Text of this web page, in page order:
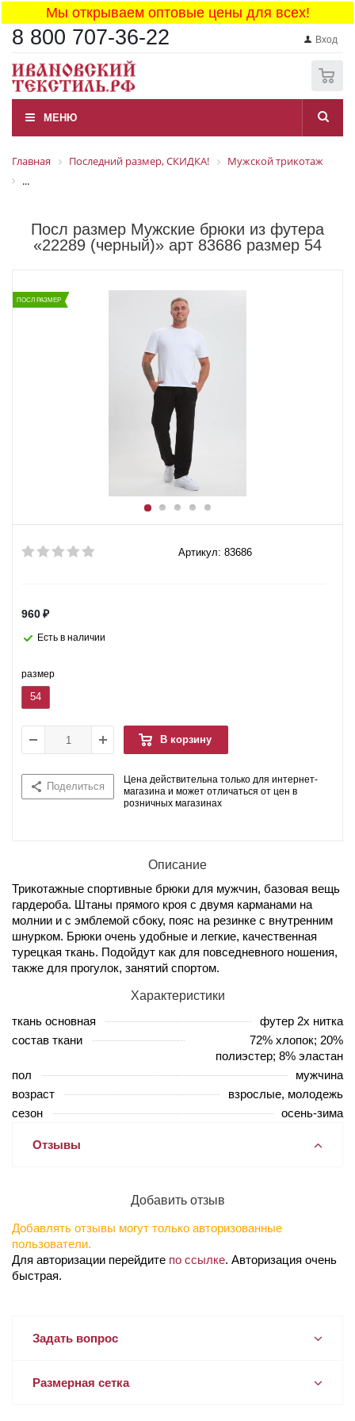
Мы открываем оптовые цены для всех!
8 800 707-36-22 Вход
МЕНЮ
Главная Последний размер, СКИДКА!
Мужской трикотаж
...
Посл размер Мужские брюки из футера
«22289 (черный)» арт 83686 размер 54
ПОСЛ РАЗМЕР
Артикул: 83686
960₽
Есть в наличии
размер
54
В корзину
Поделиться
Цена действительна только для интернет-
магазина и может отличаться от цен в
розничных магазинах
Описание
Трикотажные спортивные брюки для мужчин, базовая вещь
гардероба. Штаны прямого кроя с двумя карманами на
молнии и с эмблемой сбоку, пояс на резинке с внутренним
шнурком. Брюки очень удобные и легкие, качественная
турецкая ткань. Подойдут как для повседневного ношения,
также для прогулок, занятий спортом.
Характеристики
ткань основная
футер 2х нитка
состав ткани
72% хлопок; 20%
полиэстер; 8% эластан
пол
мужчина
возраст
взрослые, молодежь
сезон
осень-зима
Отзывы
Добавить отзыв
Добавлять отзывы могут только авторизованные
пользователи.
Для авторизации перейдите по ссылке. Авторизация очень
быстрая.
Задать вопрос
Размерная сетка